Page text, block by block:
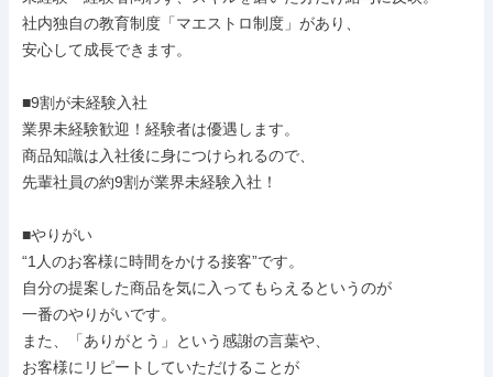
社内独自の教育制度「マエストロ制度」があり、
安心して成長できます。
■9割が未経験入社
業界未経験歓迎！経験者は優遇します。
商品知識は入社後に身につけられるので、
先輩社員の約9割が業界未経験入社！
■やりがい
“1人のお客様に時間をかける接客”です。
自分の提案した商品を気に入ってもらえるというのが
一番のやりがいです。
また、「ありがとう」という感謝の言葉や、
お客様にリピートしていただけることが